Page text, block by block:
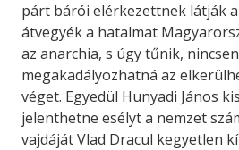
párt bárói elérkezettnek látják
átvegyék a hatalmat
az anarchia, s úgy tűnik,
megakadályozhatná az
véget. Egyedül Hunyadi János
jelenthetne esélyt a nemzet
vajdáját Vlad Dracul kegyetlen